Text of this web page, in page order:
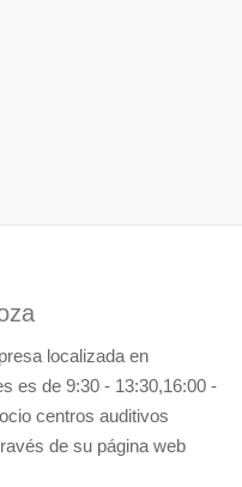
localizada en
es de 9:30 - 13:30,16:00 -
centros auditivos
de su página web